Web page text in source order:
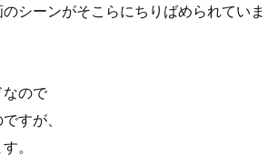
シーンがそこらにちりばめられていま
なので
すが、
。